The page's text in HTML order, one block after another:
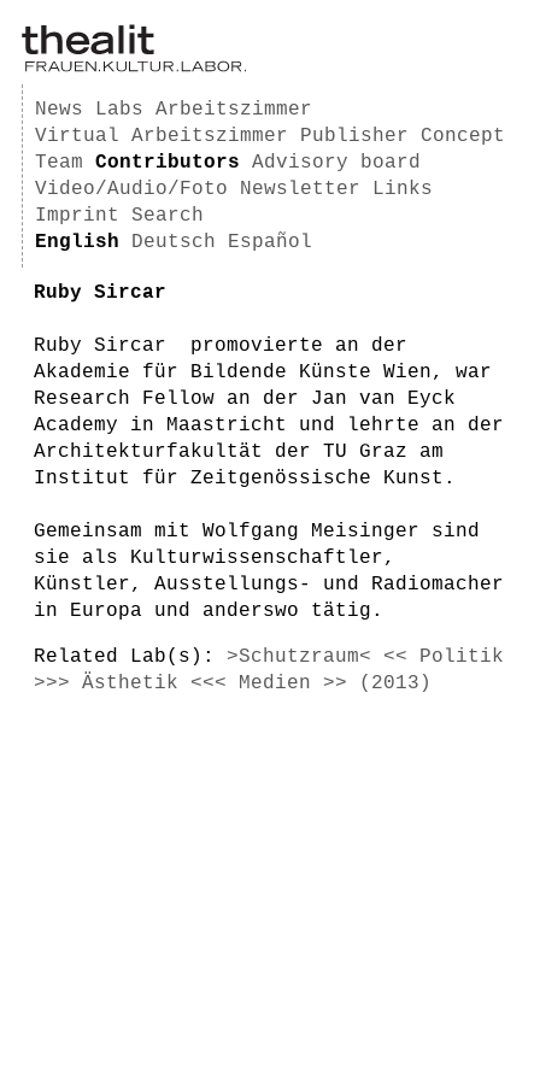
News Labs
Arbeitszimmer
Virtual Arbeitszimmer
Publisher
Concept
Team
Contributors
Advisory board
Video/Audio/Foto
Newsletter
Links
Imprint
Search
English
Deutsch Español
Ruby Sircar
Ruby Sircar promovierte an der
Akademie für Bildende Künste Wien, war
Research Fellow an der Jan van Eyck
Academy in Maastricht und lehrte an der
Architekturfakultät der TU Graz am
Institut für Zeitgenössische Kunst.
Gemeinsam mit Wolfgang Meisinger sind
sie als Kulturwissenschaftler,
Künstler, Ausstellungs- und Radiomacher
in Europa und anderswo tätig.
Related Lab(s): >Schutzraum< << Politik
>>> Ästhetik <<< Medien >> (2013)